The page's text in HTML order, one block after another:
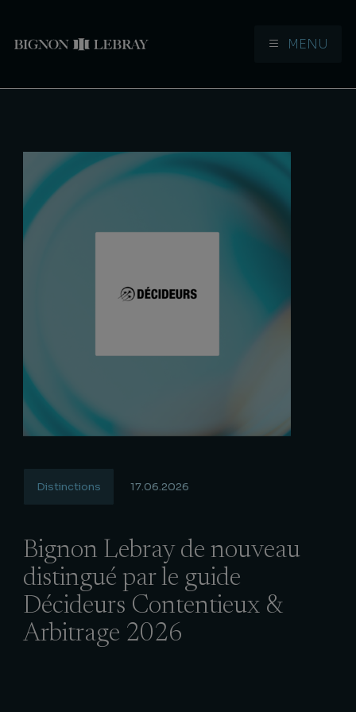
MENU
Distinctions 17.06.2026
Bignon Lebray de nouveau
distingué par le guide
Décideurs Contentieux &
Arbitrage 2026